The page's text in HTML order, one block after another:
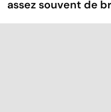
assez souvent de